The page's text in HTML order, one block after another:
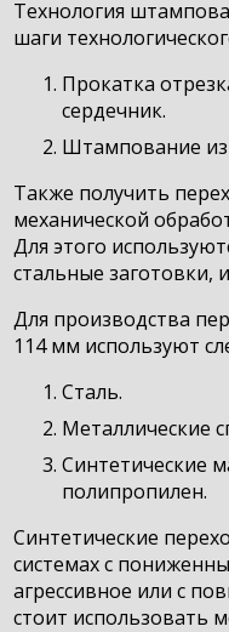
Технология
шаги
Прокатка
сердечник.
Штампование из
Также получить
механической
Для этого
стальные заготовки,
Для производства
114 мм используют
Сталь.
Металлические
Синтетические
полипропилен.
Синтетические
системах с
агрессивное или с
стоит использовать